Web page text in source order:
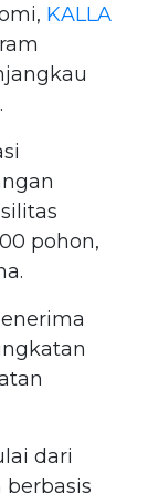
KALLA
pohon,
dari